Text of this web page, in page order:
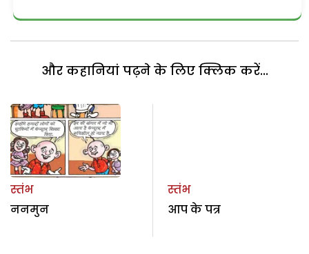
और कहानियां पढ़ने के लिए क्लिक करें...
स्तंभ
ननमुन
स्तंभ
आप के पत्र